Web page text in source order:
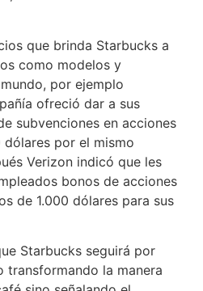
que brinda Starbucks a
como modelos y
por ejemplo
ofreció dar a sus
subvenciones en acciones
por el mismo
Verizon indicó que les
bonos de acciones
de 1.000 dólares para sus
Starbucks seguirá por
transformando la manera